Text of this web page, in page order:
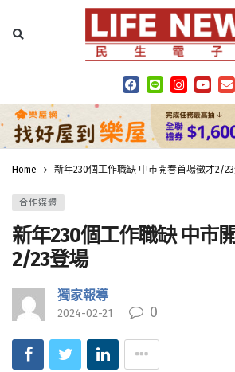
Home 新年230個工作職缺 中市開春首場徵才2/
合作媒體
新年230個工作職缺 中市
2/23登場
獨家報導
2024-02-21 0